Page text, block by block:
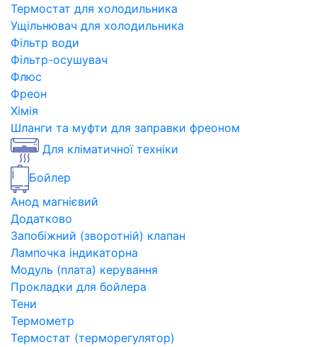
Термостат для холодильника
Ущільнювач для холодильника
Фільтр води
Фільтр-осушувач
Флюс
Фреон
Хімія
Шланги та муфти для заправки фреоном
Для кліматичної техніки
Бойлер
Анод магнієвий
Додатково
Запобіжний (зворотній) клапан
Лампочка індикаторна
Модуль (плата) керування
Прокладки для бойлера
Тени
Термометр
Термостат (терморегулятор)